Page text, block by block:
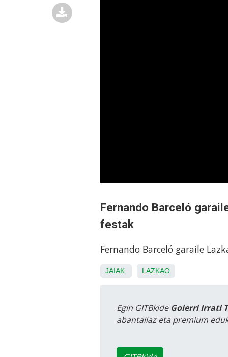
Fernando Barceló
festak
Fernando Barceló garaile
JAIAK LAZKAO
Egin GITBkide Goierri Irrati
abantailaz eta premium